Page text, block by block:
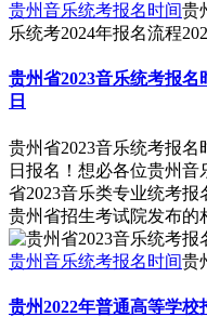
贵州音乐统考报名时间贵
乐统考2024年报名流程
贵州省2023音乐统考报名
日
贵州省2023音乐统考报名
日报名！想必各位贵州
省2023音乐类专业统考
贵州省招生考试院发布的
贵州音乐统考报名时间贵
贵州2022年普通高等学校